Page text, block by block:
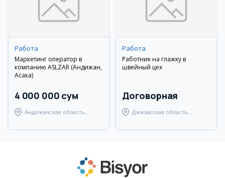
Работа
Маркетинг оператор в
компанию ASLZAR (Андижан,
Асака)
4 000 000 сум
Андижанская область,
Работа
Работник на глажку в
швейный цех
Договорная
Джизакская область,